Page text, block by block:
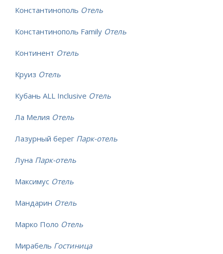
Константинополь Отель
Константинополь Family Отель
Континент Отель
Круиз Отель
Кубань ALL Inclusive Отель
Ла Мелия Отель
Лазурный берег Парк-отель
Луна Парк-отель
Максимус Отель
Мандарин Отель
Марко Поло Отель
Мирабель Гостиница